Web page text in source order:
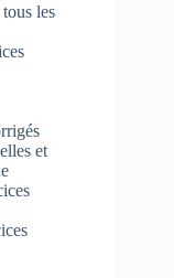
les
et